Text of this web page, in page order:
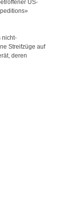
US-
nicht-
Streifzüge auf
deren